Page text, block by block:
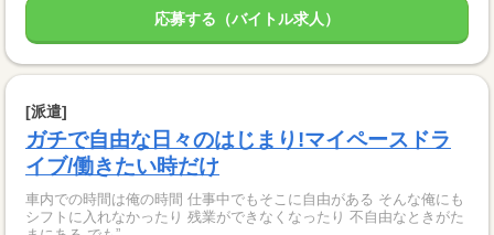
応募する（バイトル求人）
[派遣]
ガチで自由な日々のはじまり!マイペースドラ
イブ/働きたい時だけ
車内での時間は俺の時間 仕事中でもそこに自由がある そんな俺にも
シフトに入れなかったり 残業ができなくなったり 不自由なときがた